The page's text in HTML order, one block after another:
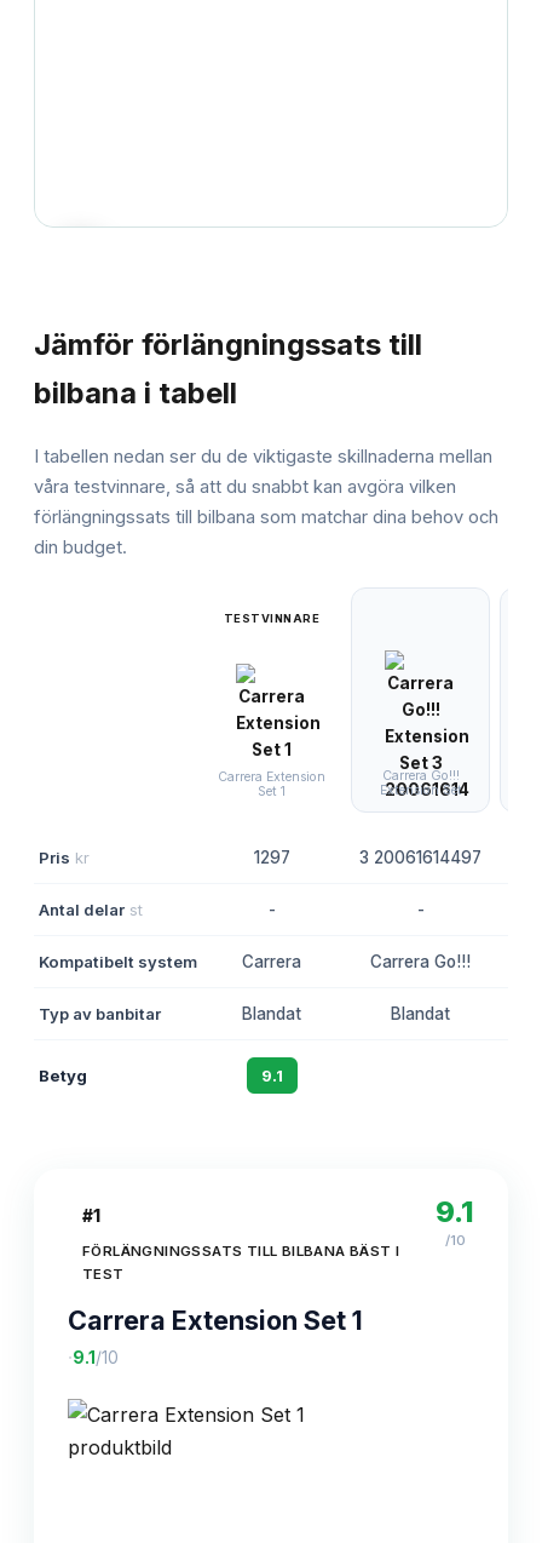
Jämför förlängningssats till
bilbana i tabell
I tabellen nedan ser du de viktigaste skillnaderna mellan
våra testvinnare, så att du snabbt kan avgöra vilken
förlängningssats till bilbana som matchar dina behov och
din budget.
TESTVINNARE
Carrera Extension
Set 1
Carrera Go!!!
Extension Set
Pris kr 1297 3 20061614497
Antal delar st - -
Kompatibelt system Carrera Carrera Go!!!
Typ av banbitar Blandat Blandat
Betyg 9.1
#1
FÖRLÄNGNINGSSATS TILL BILBANA BÄST I
TEST
Carrera Extension Set 1
·9.1 /10
9.1
/10